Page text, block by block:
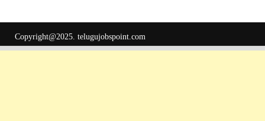
Copyright@2025. telugujobspoint.com